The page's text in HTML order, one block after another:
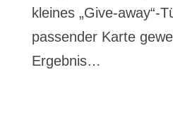
kleines „Give-away“-
passender Karte
Ergebnis…